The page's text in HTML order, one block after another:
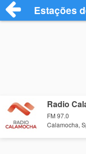
Estações
Radio
FM 97.0
Calamocha,